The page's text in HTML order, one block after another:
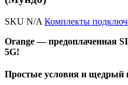
SKU N/AКомплекты
Orange — предоплаченная
5G!
Простые условия и щедрый